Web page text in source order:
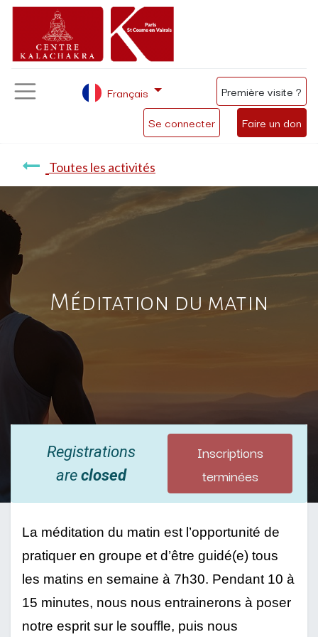
Se connecter Faire un don
Français Première visite ?
Toutes les activités
Méditation du matin
Registrations
areclosed
Inscriptions
terminées
La méditation du matin est l’opportunité de
pratiquer en groupe et d’être guidé(e) tous
les matins en semaine à 7h30. Pendant 10 à
15 minutes, nous nous entrainerons à poser
notre esprit sur le souffle, puis nous